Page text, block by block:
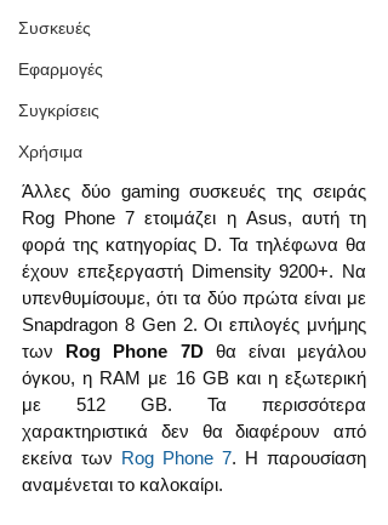
Συσκευές
Εφαρμογές
Συγκρίσεις
Χρήσιμα
Άλλες δύο gaming συσκευές της σειράς
Rog Phone 7 ετοιμάζει η Asus, αυτή τη
φορά της κατηγορίας D. Τα τηλέφωνα θα
έχουν επεξεργαστή Dimensity 9200+. Να
υπενθυμίσουμε, ότι τα δύο πρώτα είναι με
Snapdragon 8 Gen 2. Οι επιλογές μνήμης
των Rog Phone 7D θα είναι μεγάλου
όγκου, η RAM με 16 GB και η εξωτερική
με 512 GB. Τα περισσότερα
χαρακτηριστικά δεν θα διαφέρουν από
εκείνα των Rog Phone 7. Η παρουσίαση
αναμένεται το καλοκαίρι.